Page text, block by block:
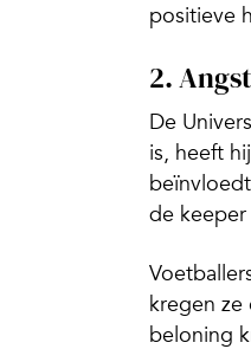
positieve
2.
De
is, heeft
de
kregen
beloning